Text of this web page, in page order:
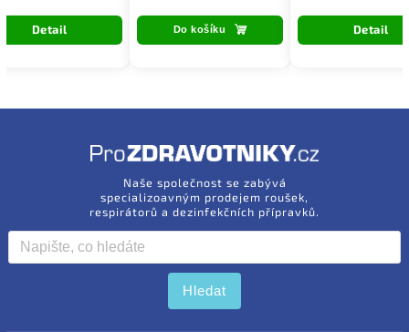
Detail Do košíku Detail
Naše společnost se zabývá
specializoavným prodejem roušek,
respirátorů a dezinfekčních přípravků.
Hledat